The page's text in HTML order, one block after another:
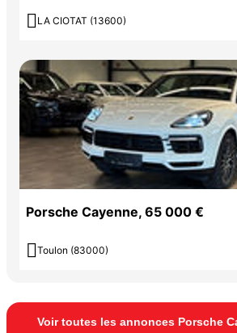
 LA CIOTAT (13600)
Porsche Cayenne, 65 000 €
 Toulon (83000)
Voir toutes les annonces Porsche